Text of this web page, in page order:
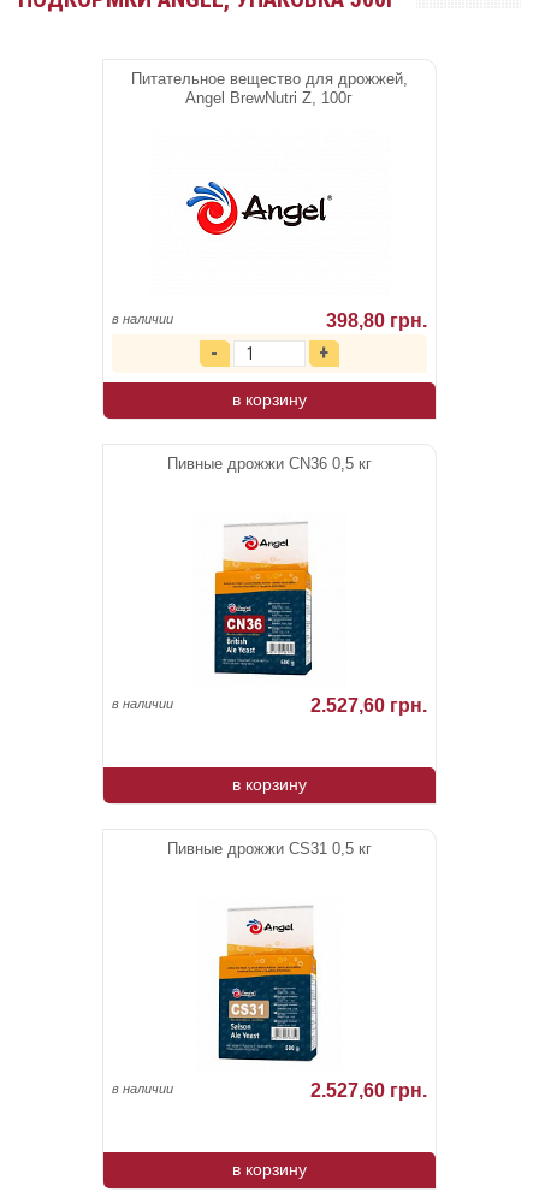
Питательное вещество для дрожжей,
Angel BrewNutri Z, 100г
в наличии 398,80 грн.
в корзину
Пивные дрожжи CN36 0,5 кг
в наличии 2.527,60 грн.
в корзину
Пивные дрожжи CS31 0,5 кг
в наличии 2.527,60 грн.
в корзину